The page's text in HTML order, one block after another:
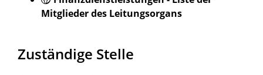
Mitglieder des Leitungsorgans
Zuständige Stelle